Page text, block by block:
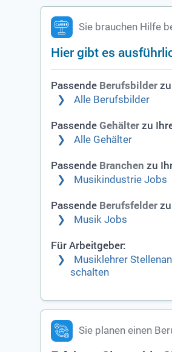
Sie brauchen Hilfe
Hier gibt es
Passende Berufsbilder
Alle Berufsbilder
PassendeGehälter zu
Alle Gehälter
Passende Branchen zu
Musikindustrie Jobs
Passende Berufsfelder
Musik Jobs
Für Arbeitgeber:
Musiklehrer
schalten
Sie planen einen